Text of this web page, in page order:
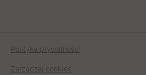
Polityka prywatności
Zarządzaj cookies